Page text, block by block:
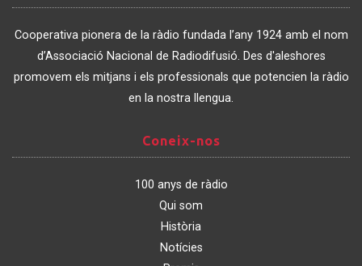
Associació
de
Catalunya
Cooperativa pionera de la ràdio fundada l’any 1924 amb el nom
d’Associació Nacional de Radiodifusió. Des d'aleshores
promovem els mitjans i els professionals que potencien la ràdio
en la nostra llengua.
nos
Coneix-nos
100 anys de ràdio
Qui som
Història
Notícies